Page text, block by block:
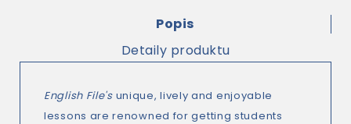
Popis
Detaily produktu
English File'sunique, lively and enjoyable
lessons are renowned for getting students